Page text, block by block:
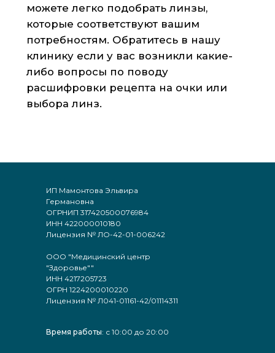
ИП Мамонтова Эльвира
Германовна
ОГРНИП 317420500076984
ИНН 422000010180
Лицензия № ЛО-42-01-006242
ООО "Медицинский центр
"Здоровье""
ИНН 4217205723
ОГРН 1224200010220
Лицензия № Л041-01161-42/01114311
Время работы: с 10:00 до 20:00